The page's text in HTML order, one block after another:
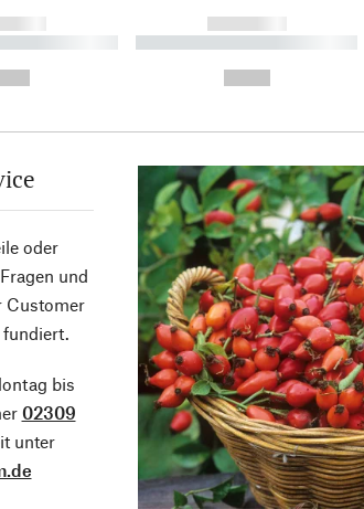
----------
------------
----------- ----------- ----------
oder
und
Customer
bis
02309
unter